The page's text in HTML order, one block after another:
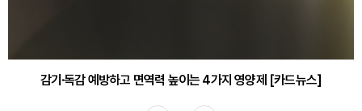
감기·독감 예방하고 면역력 높이는 4가지 영양제 [카드뉴스]